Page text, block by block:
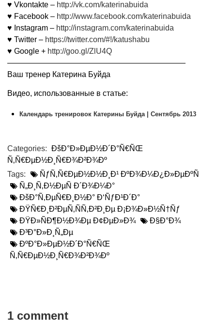
♥ Vkontakte – http://vk.com/katerinabuida
♥ Facebook – http://www.facebook.com/katerinabuida
♥ Instagram – http://instagram.com/katerinabuida
♥ Twitter – https://twitter.com/#!/katushabu
♥ Google + http://goo.gl/ZlU4Q
———————————————————————
Ваш тренер Катерина Буйда
Видео, использованные в статье:
Календарь тренировок Катерины Буйда | Сентябрь 2013
Categories: ÐšÐ°Ð»ÐµÐ½Ð´Ð°Ñ€ÑŒ
Ñ‚Ñ€ÐµÐ½Ð¸Ñ€Ð¾Ð²Ð¾Ðº
Tags:
ÑƒÑ‚Ñ€ÐµÐ½Ð½Ð¸Ð¹ ÐºÐ¾Ð¼Ð¿Ð»ÐµÐºÑ
Ñ„Ð¸Ñ‚Ð½ÐµÑ Ð´Ð¾Ð¼Ð°
ÐšÐ°Ñ‚ÐµÑ€Ð¸Ð½Ð° Ð‘ÑƒÐ¹Ð´Ð°
ÐŸÑ€Ð¸Ð²ÐµÑ‚ÑÑ‚Ð²Ð¸Ðµ Ð¡Ð¾Ð»Ð½Ñ†Ñƒ
ÐŸÐ»ÑÐ¶Ð½Ð¾Ðµ Ð¢ÐµÐ»Ð¾
Ð§Ð°Ð¾
Ð³Ð°Ð»Ð¸Ñ„Ðµ
ÐºÐ°Ð»ÐµÐ½Ð´Ð°Ñ€ÑŒ
Ñ‚Ñ€ÐµÐ½Ð¸Ñ€Ð¾Ð²Ð¾Ðº
1 comment